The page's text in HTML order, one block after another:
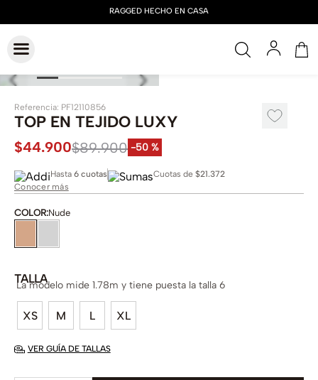
Referencia: PF12110856
TOP EN TEJIDO LUXY
$44.900$89.900 -50 %
Hasta 6 cuotas Cuotas de $21.372
Conocer más
COLOR:Nude
TALLA
XS M L XL
La modelo mide 1.78m y tiene puesta la talla 6
VER GUÍA DE TALLAS